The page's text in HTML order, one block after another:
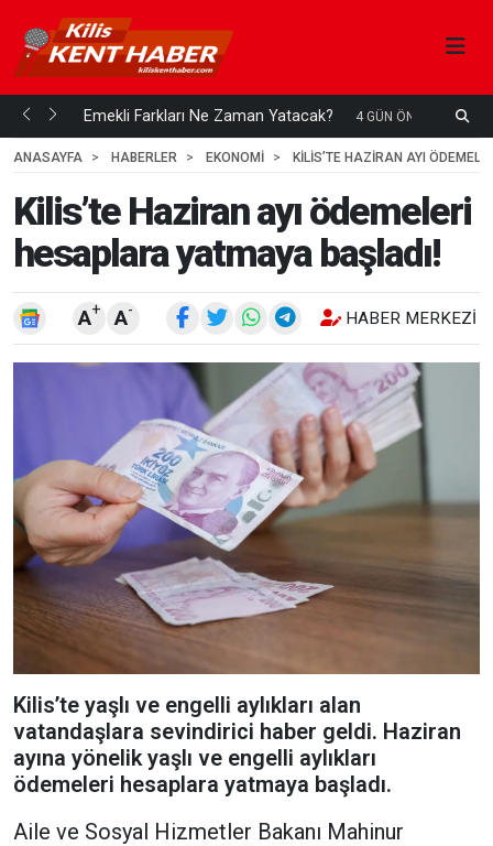
mi... Emekli Farkları Ne Zaman Yatacak? 4 GÜN ÖNCE
ANASAYFA
HABERLER EKONOMİ KILIS’TE HAZIRAN AYI
Kilis’te Haziran ayı ödemeleri
hesaplara yatmaya başladı!
A+ A- HABER MERKEZI
Kilis’te yaşlı ve engelli aylıkları alan
vatandaşlara sevindirici haber geldi. Haziran
ayına yönelik yaşlı ve engelli aylıkları
ödemeleri hesaplara yatmaya başladı.
Aile ve Sosyal Hizmetler Bakanı Mahinur